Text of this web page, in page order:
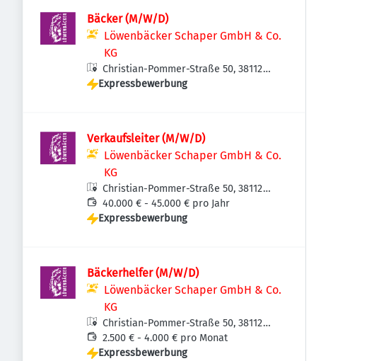
Bäcker (M/W/D)
Löwenbäcker Schaper GmbH & Co.
KG
Christian-Pommer-Straße 50, 38112
Braunschweig, Deutschland
Expressbewerbung
Verkaufsleiter (M/W/D)
Löwenbäcker Schaper GmbH & Co.
KG
Christian-Pommer-Straße 50, 38112
Braunschweig, Deutschland
40.000 € - 45.000 € pro Jahr
Expressbewerbung
Bäckerhelfer (M/W/D)
Löwenbäcker Schaper GmbH & Co.
KG
Christian-Pommer-Straße 50, 38112
Braunschweig, Deutschland
2.500 € - 4.000 € pro Monat
Expressbewerbung